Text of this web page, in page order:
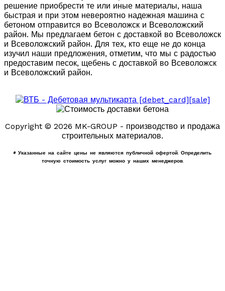
решение приобрести те или иные материалы, наша
быстрая и при этом невероятно надежная машина с
бетоном отправится во Всеволожск и Всеволожский
район. Мы предлагаем бетон с доставкой во Всеволожск
и Всеволожский район. Для тех, кто еще не до конца
изучил наши предложения, отметим, что мы с радостью
предоставим песок, щебень с доставкой во Всеволожск
и Всеволожский район.
Copyright © 2026 MK-GROUP - производство и продажа
строительных материалов.
* Указанные на сайте цены не являются публичной офертой. Определить
точную стоимость услуг можно у наших менеджеров.